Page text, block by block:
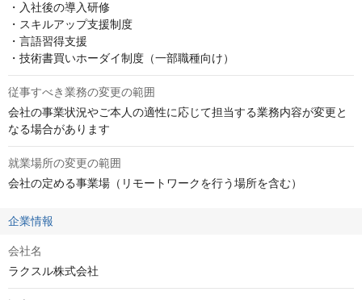
・入社後の導入研修
・スキルアップ支援制度
・言語習得支援
・技術書買いホーダイ制度（一部職種向け）
従事すべき業務の変更の範囲
会社の事業状況やご本人の適性に応じて担当する業務内容が変更と
なる場合があります
就業場所の変更の範囲
会社の定める事業場（リモートワークを行う場所を含む）
企業情報
会社名
ラクスル株式会社